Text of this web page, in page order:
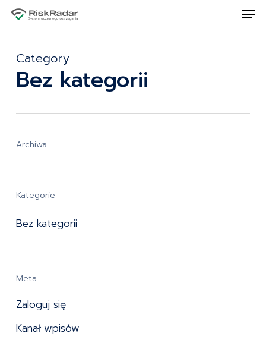
Skip
contentCategory
Bez kategorii
Archiwa
Kategorie
Bez kategorii
Meta
Zaloguj się
Kanał wpisów